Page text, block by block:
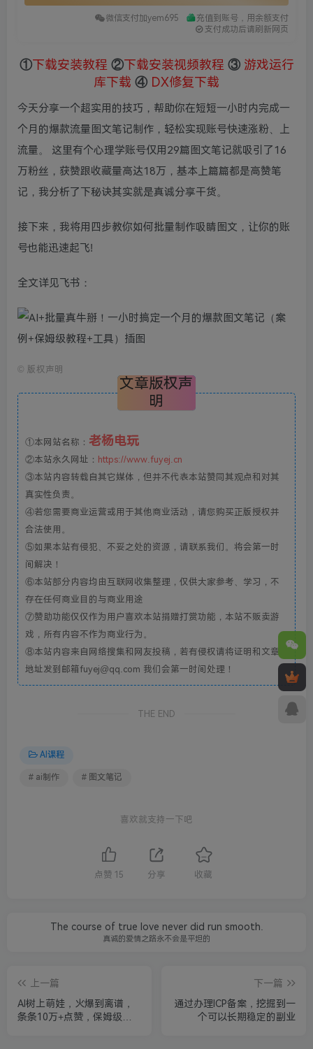
微信支付加yem695
充值到账号，用余额支付
支付成功后请刷新网页
①下载安装教程 ②下载安装视频教程 ③ 游戏运行
库下载 ④ DX修复下载
今天分享一个超实用的技巧，帮助你在短短一小时内完成一
个月的爆款流量图文笔记制作，轻松实现账号快速涨粉、上
流量。 这里有个心理学账号仅用29篇图文笔记就吸引了16
万粉丝，获赞跟收藏量高达18万，基本上篇篇都是高赞笔
记，我分析了下秘诀其实就是真诚分享干货。
接下来，我将用四步教你如何批量制作吸睛图文，让你的账
号也能迅速起飞!
全文详见飞书：
© 版权声明
文章版权声
明
①本网站名称： 老杨电玩
②本站永久网址： https://www.fuyej.cn
③本站内容转载自其它媒体，但并不代表本站赞同其观点和对其
真实性负责。
④若您需要商业运营或用于其他商业活动，请您购买正版授权并
合法使用。
⑤如果本站有侵犯、不妥之处的资源，请联系我们。将会第一时
间解决！
⑥本站部分内容均由互联网收集整理，仅供大家参考、学习，不
存在任何商业目的与商业用途
⑦赞助功能仅仅作为用户喜欢本站捐赠打赏功能，本站不贩卖游
戏，所有内容不作为商业行为。
⑧本站内容来自网络搜集和网友投稿，若有侵权请将证明和文章
地址发到邮箱fuyej@qq.com 我们会第一时间处理！
THE END
AI课程
# ai制作 # 图文笔记
喜欢就支持一下吧
点赞 15 分享 收藏
The course of true love never did run smooth.
真诚的爱情之路永不会是平坦的
上一篇
AI树上萌娃，火爆到离谱，
条条10万+点赞，保姆级教
下一篇
通过办理ICP备案，挖掘到一
个可以长期稳定的副业